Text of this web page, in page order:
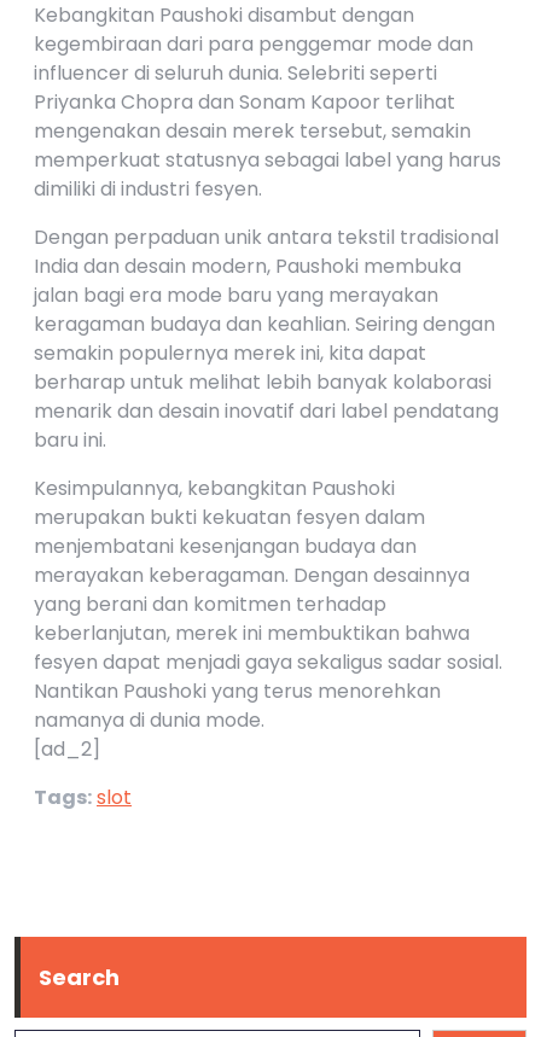
Kebangkitan Paushoki disambut dengan
kegembiraan dari para penggemar mode dan
influencer di seluruh dunia. Selebriti seperti
Priyanka Chopra dan Sonam Kapoor terlihat
mengenakan desain merek tersebut, semakin
memperkuat statusnya sebagai label yang harus
dimiliki di industri fesyen.
Dengan perpaduan unik antara tekstil tradisional
India dan desain modern, Paushoki membuka
jalan bagi era mode baru yang merayakan
keragaman budaya dan keahlian. Seiring dengan
semakin populernya merek ini, kita dapat
berharap untuk melihat lebih banyak kolaborasi
menarik dan desain inovatif dari label pendatang
baru ini.
Kesimpulannya, kebangkitan Paushoki
merupakan bukti kekuatan fesyen dalam
menjembatani kesenjangan budaya dan
merayakan keberagaman. Dengan desainnya
yang berani dan komitmen terhadap
keberlanjutan, merek ini membuktikan bahwa
fesyen dapat menjadi gaya sekaligus sadar sosial.
Nantikan Paushoki yang terus menorehkan
namanya di dunia mode.
[ad_2]
Tags:slot
Search